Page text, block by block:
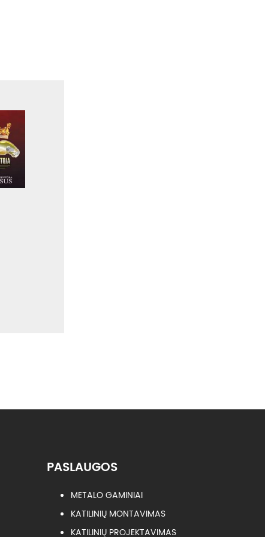
PASLAUGOS
METALO GAMINIAI
KATILINIŲ MONTAVIMAS
KATILINIŲ PROJEKTAVIMAS